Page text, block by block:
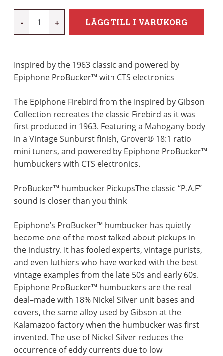
-
FIREBIRD
MÄNGD
+ LÄGG TILL I VARUKORG
Inspired by the 1963 classic and powered by
Epiphone ProBucker™ with CTS electronics
The Epiphone Firebird from the Inspired by Gibson
Collection recreates the classic Firebird as it was
first produced in 1963. Featuring a Mahogany body
in a Vintage Sunburst finish, Grover® 18:1 ratio
mini tuners, and powered by Epiphone ProBucker™
humbuckers with CTS electronics.
ProBucker™ humbucker PickupsThe classic “P.A.F”
sound is closer than you think
Epiphone’s ProBucker™ humbucker has quietly
become one of the most talked about pickups in
the industry. It has fooled experts, vintage purists,
and even luthiers who have worked with the best
vintage examples from the late 50s and early 60s.
Epiphone ProBucker™ humbuckers are the real
deal–made with 18% Nickel Silver unit bases and
covers, the same alloy used by Gibson at the
Kalamazoo factory when the humbucker was first
invented. The use of Nickel Silver reduces the
occurrence of eddy currents due to low